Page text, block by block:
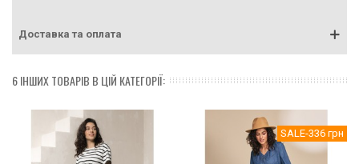
Доставка та оплата
6 ІНШИХ ТОВАРІВ В ЦІЙ КАТЕГОРІЇ:
SALE-336 грн